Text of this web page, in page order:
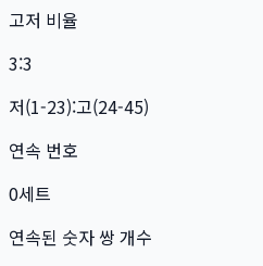
고저 비율
3:3
저(1-23):고(24-45)
연속 번호
0세트
연속된 숫자 쌍 개수